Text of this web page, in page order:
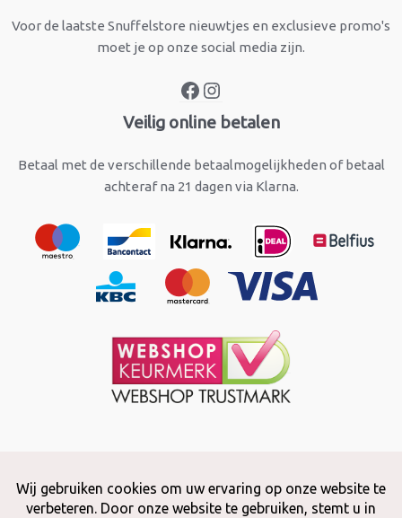
Voor de laatste Snuffelstore nieuwtjes en exclusieve promo's
moet je op onze social media zijn.
Veilig online betalen
Betaal met de verschillende betaalmogelijkheden of betaal
achteraf na 21 dagen via Klarna.
Copyright © 2026 Snuffelstore